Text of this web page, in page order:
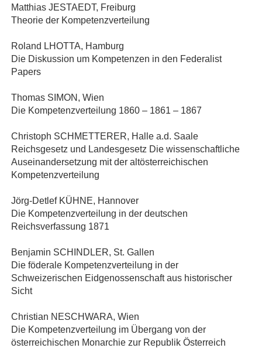
Matthias JESTAEDT, Freiburg
Theorie der Kompetenzverteilung
Roland LHOTTA, Hamburg
Die Diskussion um Kompetenzen in den Federalist
Papers
Thomas SIMON, Wien
Die Kompetenzverteilung 1860 – 1861 – 1867
Christoph SCHMETTERER, Halle a.d. Saale
Reichsgesetz und Landesgesetz Die wissenschaftliche
Auseinandersetzung mit der altösterreichischen
Kompetenzverteilung
Jörg‐Detlef KÜHNE, Hannover
Die Kompetenzverteilung in der deutschen
Reichsverfassung 1871
Benjamin SCHINDLER, St. Gallen
Die föderale Kompetenzverteilung in der
Schweizerischen Eidgenossenschaft aus historischer
Sicht
Christian NESCHWARA, Wien
Die Kompetenzverteilung im Übergang von der
österreichischen Monarchie zur Republik Österreich